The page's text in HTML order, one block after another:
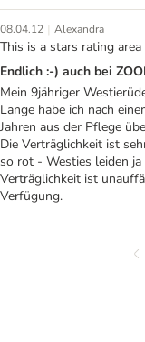
08.04.12 | Alexandra
This is a stars rating
Endlich :-) auch bei
Mein 9jähriger
Lange habe ich nach
Jahren aus der Pflege
Die Verträglichkeit ist
so rot - Westies leiden
Verträglichkeit ist
Verfügung.